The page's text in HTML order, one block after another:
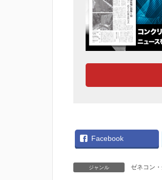
Facebook
ジャンル ゼネコン